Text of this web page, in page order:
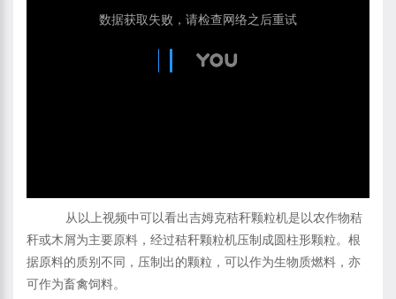
从以上视频中可以看出吉姆克秸秆颗粒机是以农作物秸
秆或木屑为主要原料，经过秸秆颗粒机压制成圆柱形颗粒。根
据原料的质别不同，压制出的颗粒，可以作为生物质燃料，亦
可作为畜禽饲料。